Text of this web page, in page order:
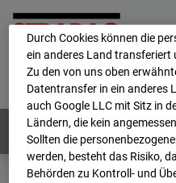
Home E-Mail
Deutsch / English
Webcams: Alle
Durch Cookies können die
ein anderes Land transferiert
Zu den von uns oben
Datentransfer in ein anderes
auch Google LLC mit Sitz in
Ländern, die kein
Sollten die
werden, besteht das Risiko,
Behörden zu Kontroll- und